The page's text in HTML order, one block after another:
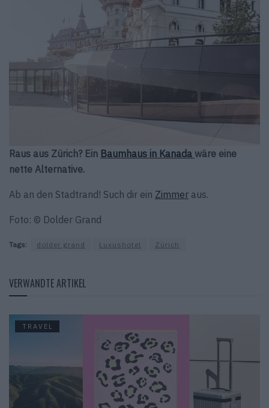
Raus aus Zürich? Ein Baumhaus in Kanada wäre eine
nette Alternative.
Ab an den Stadtrand! Such dir ein Zimmer aus.
Foto: © Dolder Grand
Tags: dolder grand Luxushotel Zürich
VERWANDTE ARTIKEL
TRAVEL